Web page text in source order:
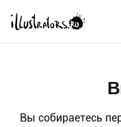
Вы собираетесь